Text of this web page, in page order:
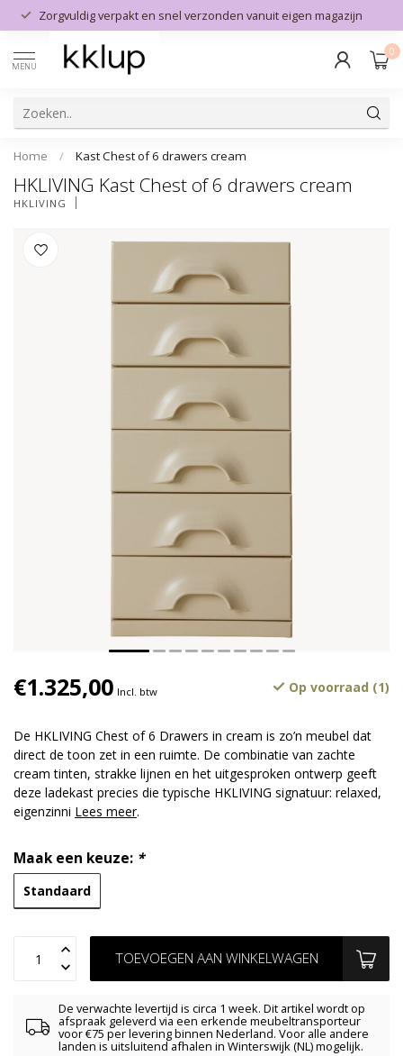
Zorgvuldig verpakt en snel verzonden vanuit eigen magazijn
MENU
0
Home / Kast Chest of 6 drawers cream
HKLIVING Kast Chest of 6 drawers cream
HKLIVING
€1.325,00 Incl. btw Op voorraad (1)
De HKLIVING Chest of 6 Drawers in cream is zo’n meubel dat
direct de toon zet in een ruimte. De combinatie van zachte
cream tinten, strakke lijnen en het uitgesproken ontwerp geeft
deze ladekast precies die typische HKLIVING signatuur: relaxed,
eigenzinni Lees meer.
Maak een keuze: *
Standaard
TOEVOEGEN AAN WINKELWAGEN
De verwachte levertijd is circa 1 week. Dit artikel wordt op
afspraak geleverd via een erkende meubeltransporteur
voor €75 per levering binnen Nederland. Voor alle andere
landen is uitsluitend afhalen in Winterswijk (NL) mogelijk.